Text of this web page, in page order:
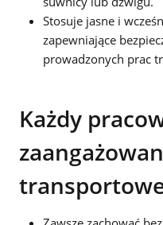
Stosuje jasne i
zapewniające
prowadzonych prac
Każdy